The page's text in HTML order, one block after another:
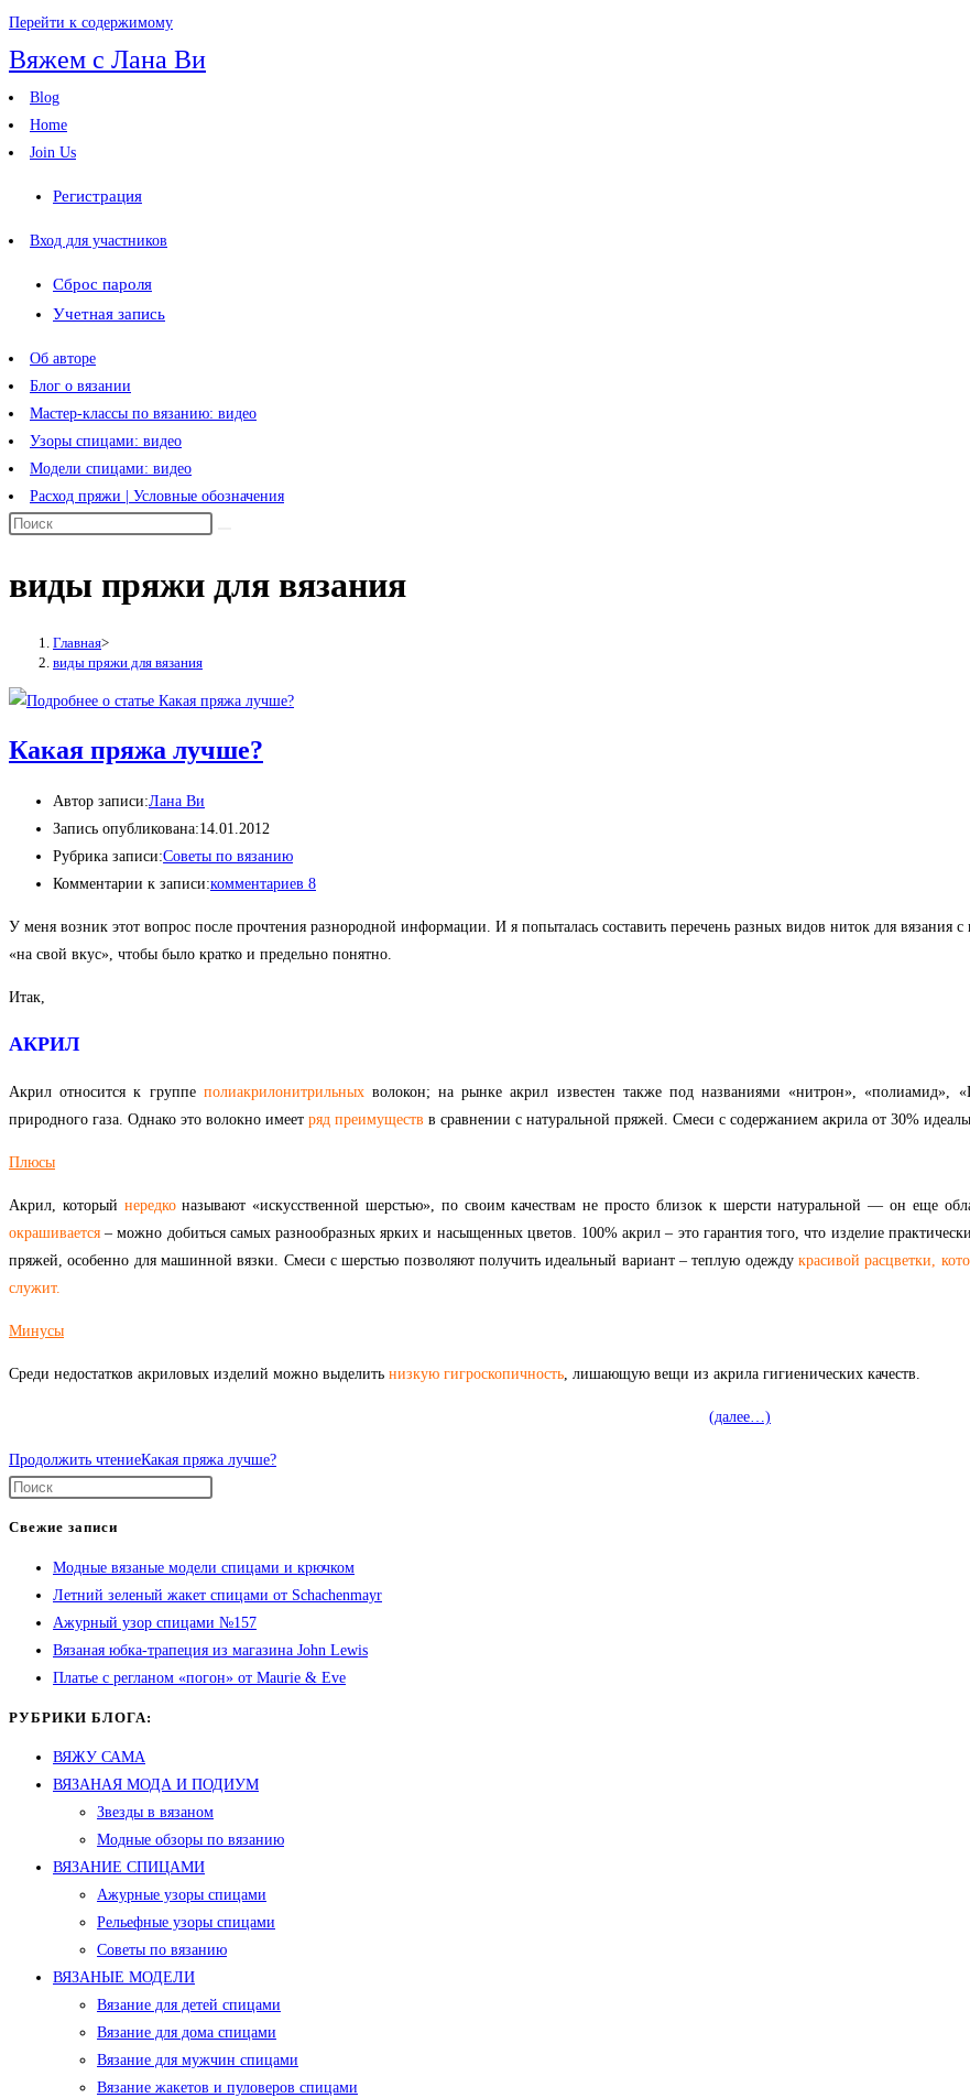
Перейти к содержимому
Вяжем с Лана Ви
Blog
Home
Join Us
Регистрация
Вход для участников
Сброс пароля
Учетная запись
Об авторе
Блог о вязании
Мастер-классы по вязанию: видео
Узоры спицами: видео
Модели спицами: видео
Расход пряжи | Условные обозначения
виды пряжи для вязания
Главная>
виды пряжи для вязания
Какая пряжа лучше?
Автор записи:Лана Ви
Запись опубликована:14.01.2012
Рубрика записи:Советы по вязанию
Комментарии к записи:комментариев 8
У меня возник этот вопрос после прочтения разнородной информации. И я попыталась составить перечень разных видов ниток для
«на свой вкус», чтобы было кратко и предельно понятно.
Итак,
АКРИЛ
Акрил относится к группе полиакрилонитрильныхволокон; на рынке акрил известен также под названиями «нитрон», «полиамид»,
природного газа. Однако это волокно имеет ряд преимуществ в сравнении с натуральной пряжей. Смеси с содержанием акрила от 30%
Плюсы
Акрил, который нередконазывают «искусственной шерстью», по своим качествам не просто близок к шерсти натуральной — он еще
окрашивается – можно добиться самых разнообразных ярких и насыщенных цветов. 100% акрил – это гарантия того, что изделие практически
пряжей, особенно для машинной вязки. Смеси с шерстью позволяют получить идеальный вариант – теплую одежду красивой расцветки,
служит.
Минусы
Среди недостатков акриловых изделий можно выделить низкую гигроскопичность, лишающую вещи из акрила гигиенических качеств.
(далее…)
Продолжить чтениеКакая пряжа лучше?
Свежие записи
Модные вязаные модели спицами и крючком
Летний зеленый жакет спицами от Schachenmayr
Ажурный узор спицами №157
Вязаная юбка-трапеция из магазина John Lewis
Платье с регланом «погон» от Maurie & Eve
РУБРИКИ БЛОГА:
ВЯЖУ САМА
ВЯЗАНАЯ МОДА И ПОДИУМ
Звезды в вязаном
Модные обзоры по вязанию
ВЯЗАНИЕ СПИЦАМИ
Ажурные узоры спицами
Рельефные узоры спицами
Советы по вязанию
ВЯЗАНЫЕ МОДЕЛИ
Вязание для детей спицами
Вязание для дома спицами
Вязание для мужчин спицами
Вязание жакетов и пуловеров спицами